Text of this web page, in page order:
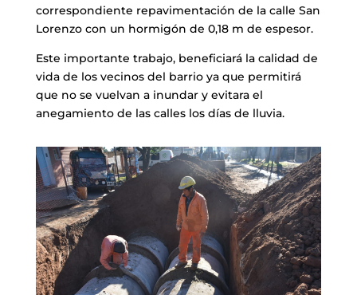
correspondiente repavimentación de la calle San
Lorenzo con un hormigón de 0,18 m de espesor.
Este importante trabajo, beneficiará la calidad de
vida de los vecinos del barrio ya que permitirá
que no se vuelvan a inundar y evitara el
anegamiento de las calles los días de lluvia.